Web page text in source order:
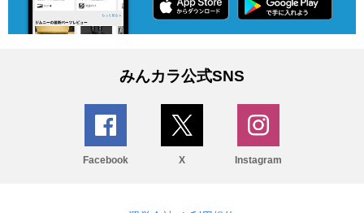
みんカラ公式SNS
Facebook X Instagram